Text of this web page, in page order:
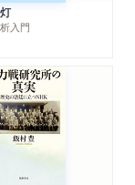
入門